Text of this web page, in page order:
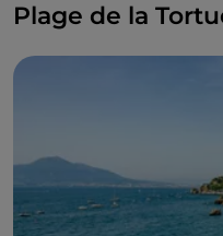
Plage de la